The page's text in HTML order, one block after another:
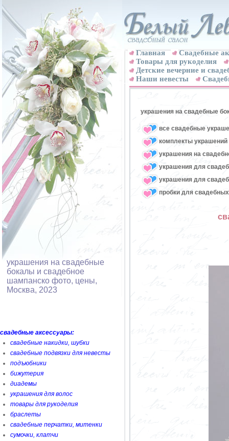
украшения на свадебные
бокалы и свадебное
шампанско фото, цены,
Москва, 2023
свадебные аксессуары:
свадебные накидки, шубки
свадебные подвязки для невесты
подъюбники
бижутерия
диадемы
украшения для волос
товары для рукоделия
браслеты
свадебные перчатки, митенки
сумочки, клатчи
Главная
Свадебные
Товары для рукоделия
Детские вечерние и
Наши невесты
украшения на свадебные
все свадебные
комплекты
украшения на
украшения для
украшения для
пробки для